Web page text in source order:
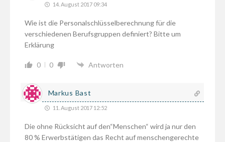
14. August 2017 09:34
Wie ist die Personalschlüsselberechnung für die
verschiedenen Berufsgruppen definiert? Bitte um
Erklärung
0 0 Antworten
Markus Bast
11. August 2017 12:52
Die ohne Rücksicht auf den“Menschen“ wird ja nur den
80 % Erwerbstätigen das Recht auf menschengerechte